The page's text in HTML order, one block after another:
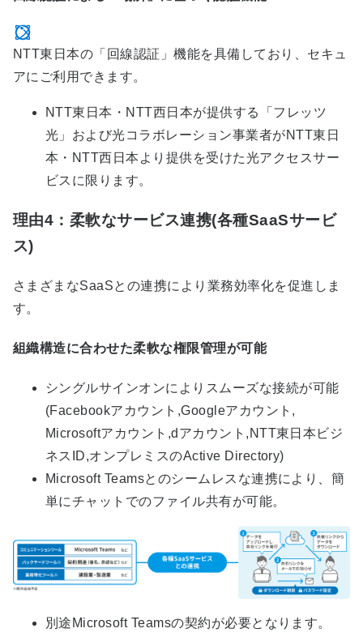
NTT東日本の「回線認証」機能を具備しており、セキュ
アにご利用できます。
NTT東日本・NTT西日本が提供する「フレッツ
光」および光コラボレーション事業者がNTT東日
本・NTT西日本より提供を受けた光アクセスサー
ビスに限ります。
理由4：柔軟なサービス連携(各種SaaSサービ
ス)
さまざまなSaaSとの連携により業務効率化を促進しま
す。
組織構造に合わせた柔軟な権限管理が可能
シングルサインオンによりスムーズな接続が可能
(Facebookアカウント,Googleアカウント,
Microsoftアカウント,dアカウント,NTT東日本ビジ
ネスID,オンプレミスのActive Directory)
Microsoft Teamsとのシームレスな連携により、簡
単にチャットでのファイル共有が可能。
別途Microsoft Teamsの契約が必要となります。